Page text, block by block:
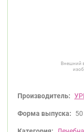
Внешний
Производитель:
Форма выпуска: